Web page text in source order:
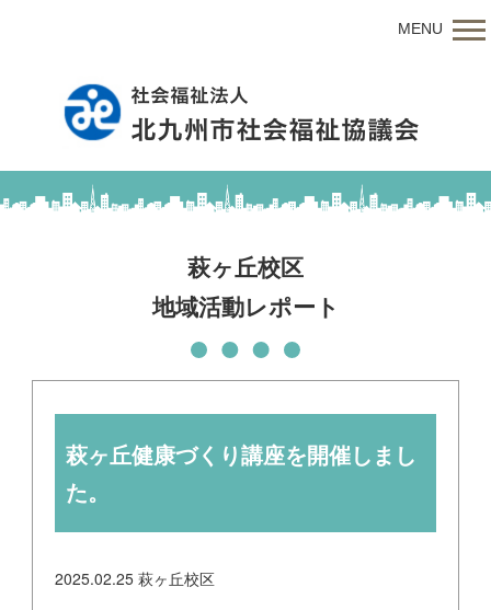
MENU
萩ヶ丘校区
地域活動レポート
萩ヶ丘健康づくり講座を開催しまし
た。
2025.02.25 萩ヶ丘校区